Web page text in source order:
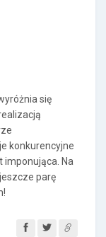
się
konkurencyjne
imponująca. Na
parę